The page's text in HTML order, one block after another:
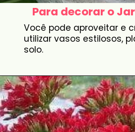
Para decorar o
Você pode aproveitar e
utilizar vasos estilosos,
solo.